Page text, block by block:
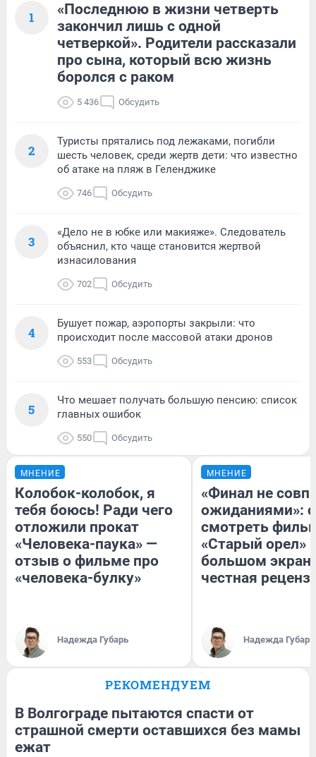
1
«Последнюю в жизни четверть
закончил лишь с одной
четверкой». Родители рассказали
про сына, который всю жизнь
боролся с раком
5 436 Обсудить
2
Туристы прятались под лежаками, погибли
шесть человек, среди жертв дети: что известно
об атаке на пляж в Геленджике
746 Обсудить
3
«Дело не в юбке или макияже». Следователь
объяснил, кто чаще становится жертвой
изнасилования
702 Обсудить
4
Бушует пожар, аэропорты закрыли: что
происходит после массовой атаки дронов
553 Обсудить
5
Что мешает получать большую пенсию: список
главных ошибок
550 Обсудить
МНЕНИЕ
Колобок-колобок, я
тебя боюсь! Ради чего
отложили прокат
«Человека-паука» —
отзыв о фильме про
«человека-булку»
Надежда Губарь
МНЕНИЕ
«Финал не
ожиданиями»:
смотреть
«Старый орел»
большом
честная
Надежда Губарь
РЕКОМЕНДУЕМ
В Волгограде пытаются спасти от
страшной смерти оставшихся без мамы
ежат